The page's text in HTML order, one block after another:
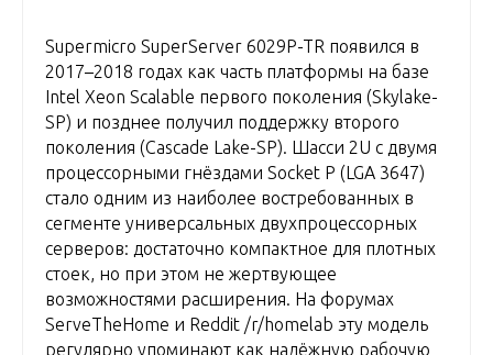
Supermicro SuperServer 6029P-TR появился в
2017–2018 годах как часть платформы на базе
Intel Xeon Scalable первого поколения (Skylake-
SP) и позднее получил поддержку второго
поколения (Cascade Lake-SP). Шасси 2U с двумя
процессорными гнёздами Socket P (LGA 3647)
стало одним из наиболее востребованных в
сегменте универсальных двухпроцессорных
серверов: достаточно компактное для плотных
стоек, но при этом не жертвующее
возможностями расширения. На форумах
ServeTheHome и Reddit /r/homelab эту модель
регулярно упоминают как надёжную рабочую